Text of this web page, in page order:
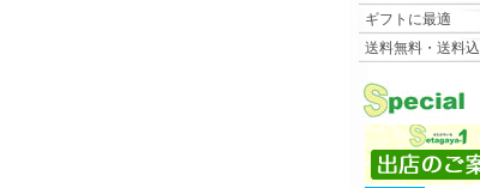
ギフトに最適
送料無料・送料込